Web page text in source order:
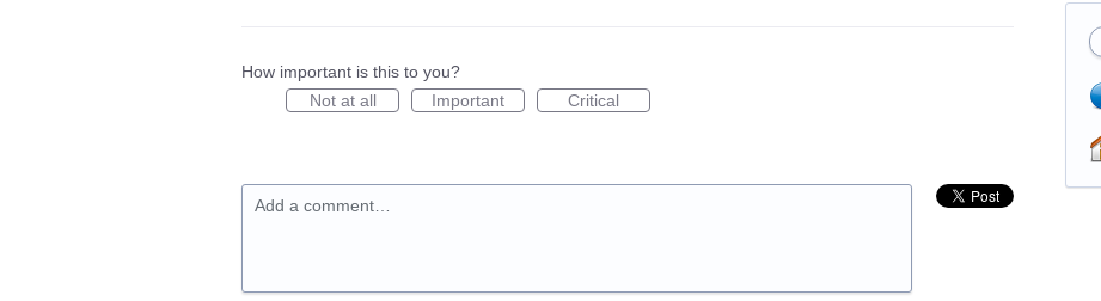
How important is this to you?
Not at all
Important Critical
Add a comment…